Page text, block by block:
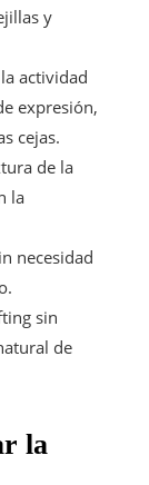
y
actividad
expresión,
cejas.
de la
la
necesidad
sin
de
la